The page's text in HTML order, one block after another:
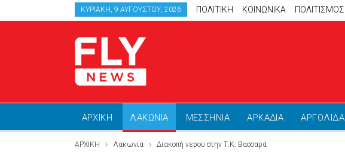
ΚΥΡΙΑΚΉ, 9 ΑΥΓΟΎΣΤΟΥ, 2026 ΠΟΛΙΤΙΚΗ ΚΟΙΝΩΝΙΚΑ ΠΟΛΙΤΙΣΜΟΣ
ΑΡΧΙΚΗ ΛΑΚΩΝΙΑ ΜΕΣΣΗΝΙΑ ΑΡΚΑΔΙΑ ΑΡΓΟΛΙΔΑ
ΑΡΧΙΚΗ Λακωνία Διακοπή νερού στην Τ.Κ. Βασσαρά